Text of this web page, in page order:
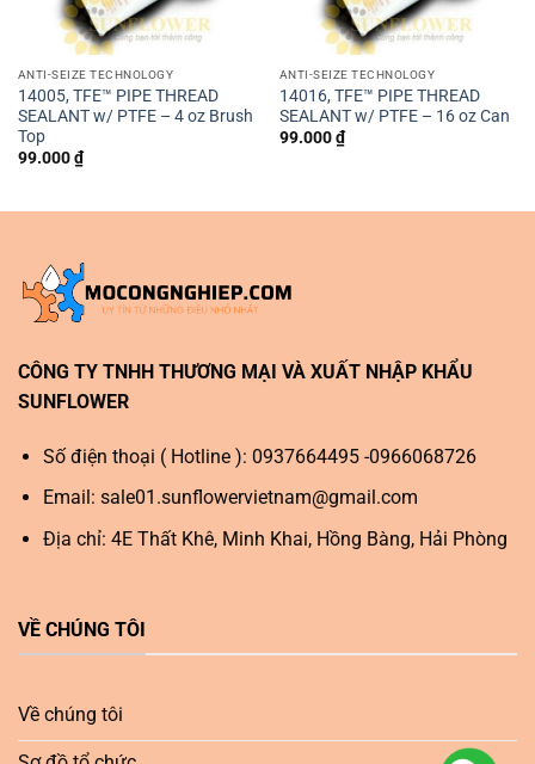
ANTI-SEIZE TECHNOLOGY
14005, TFE™ PIPE THREAD
SEALANT w/ PTFE – 4 oz Brush
Top
99.000₫
ANTI-SEIZE TECHNOLOGY
14016, TFE™ PIPE THREAD
SEALANT w/ PTFE – 16 oz Can
99.000₫
CÔNG TY TNHH THƯƠNG MẠI VÀ XUẤT NHẬP KHẨU
SUNFLOWER
Số điện thoại ( Hotline ): 0937664495 -0966068726
Email: sale01.sunflowervietnam@gmail.com
Địa chỉ: 4E Thất Khê, Minh Khai, Hồng Bàng, Hải Phòng
VỀ CHÚNG TÔI
Về chúng tôi